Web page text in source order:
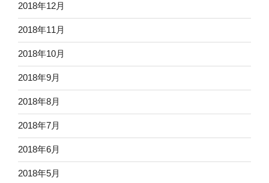
2018年12月
2018年11月
2018年10月
2018年9月
2018年8月
2018年7月
2018年6月
2018年5月